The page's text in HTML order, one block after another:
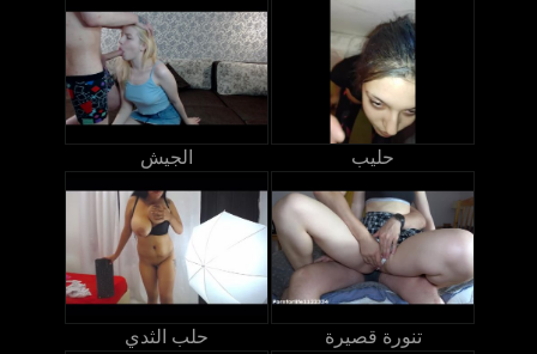
الجيش حليب
حلب الثدي تنورة قصيرة